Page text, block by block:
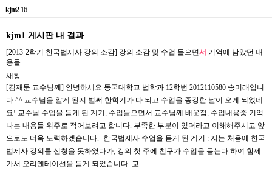
kjm2 16
kjm1 게시판 내 결과
[2013-2학기 한국법제사 강의 소감] 강의 소감 및 수업 들으면서 기억에 남았던 내
용들
새창
[김재문 교수님께] 안녕하세요 동국대학교 법학과 12학번 2012110580 송미래입니
다 ^^ 교수님을 알게 된지 벌써 한학기가 다 되고 수업을 종강한 날이 오게 되었네
요! 교수님 수업을 듣게 된 계기, 수업들으면서 교수님께 배운점, 수업내용중 기억
나는 내용들 위주로 적어보려고 합니다. 부족한 부분이 있더라고 이해해주시고 앞
으로도 더욱 노력하겠습니다. -한국법제사 수업을 듣게 된 계기 : 저는 처음에 한국
법제사 강의를 신청을 못하였다가, 강의 첫 주에 친구가 수업을 듣는다 하여 함께
가서 오리엔테이션을 듣게 되었습니다. 교…